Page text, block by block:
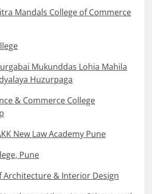
Mandals College of Commerce
Mukunddas Lohia Mahila
Huzurpaga
& Commerce College
New Law Academy Pune
Pune
Architecture & Interior Design